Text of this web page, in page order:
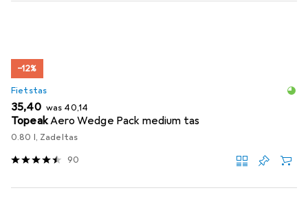
−12%
Fietstas
EUR
35,40 was EUR
40,14
TopeakAero Wedge Pack medium tas
0.80 l, Zadeltas
90